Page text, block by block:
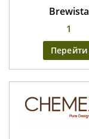
Brewista
1
Перейти